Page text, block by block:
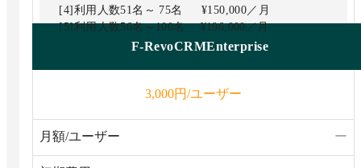
[4]利用人数51名～ 75名 ¥150,000／月
[5]利用人数56名～100名 ¥196,000／月
F-RevoCRMEnterprise
3,000円/ユーザー
月額/ユーザー ー